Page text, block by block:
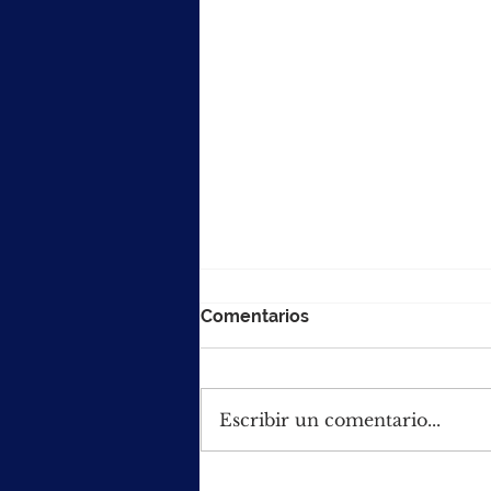
Comentarios
Escribir un comentario...